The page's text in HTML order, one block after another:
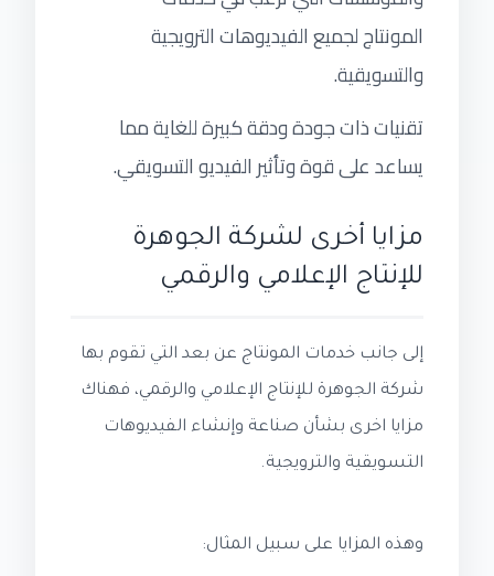
المونتاج لجميع الفيديوهات الترويجية
والتسويقية.
تقنيات ذات جودة ودقة كبيرة للغاية مما
يساعد على قوة وتأثير الفيديو التسويقي.
مزايا أخرى لشركة الجوهرة
للإنتاج الإعلامي والرقمي
إلى جانب خدمات المونتاج عن بعد التي تقوم بها
شركة الجوهرة للإنتاج الإعلامي والرقمي، فهناك
مزايا اخرى بشأن صناعة وإنشاء الفيديوهات
التسويقية والترويجية.
وهذه المزايا على سبيل المثال: